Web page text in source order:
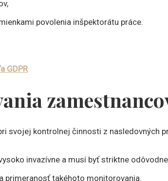
povolenia inšpektorátu práce.
GDPR
svojej kontrolnej činnosti z nasledovných
invazívne a musí byť striktne
primeranosť takéhoto monitorovania.